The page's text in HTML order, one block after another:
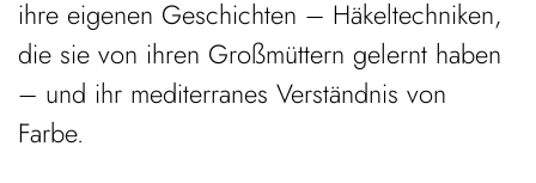
ihre eigenen Geschichten – Häkeltechniken,
die sie von ihren Großmüttern gelernt haben
– und ihr mediterranes Verständnis von
Farbe.